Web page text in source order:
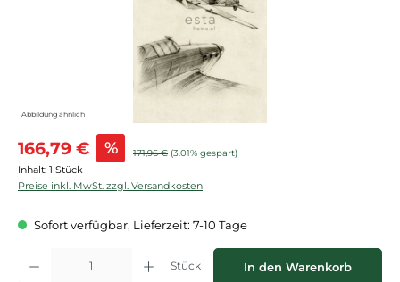
Abbildung ähnlich
Verkaufspreis:
166,79 € % Regulärer Preis:
171,96 € (3.01% gespart)
Inhalt: 1 Stück
Preise inkl. MwSt. zzgl. Versandkosten
Sofort verfügbar, Lieferzeit: 7-10 Tage
Produkt Anzahl: Gib den gewünschten Wert ein oder benutze die
Stück In den Warenkorb